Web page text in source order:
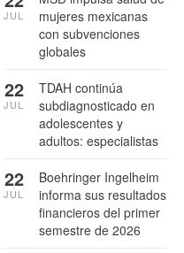
mujeres mexicanas
con subvenciones
globales
JUL
TDAH continúa
subdiagnosticado en
adolescentes y
adultos: especialistas
22
JUL
Boehringer Ingelheim
informa sus resultados
financieros del primer
semestre de 2026
22
JUL